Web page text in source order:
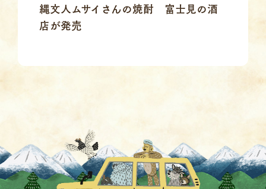
縄文人ムサイさんの焼酎 富士見の酒
店が発売